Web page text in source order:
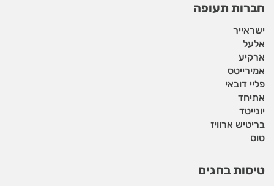
חברות תעופה
ישראייר
אלעל
ארקיע
אמירייטס
פליי דובאי
אתיחד
יונייטד
בריטיש ארוויז
טוס
טיסות בחגים